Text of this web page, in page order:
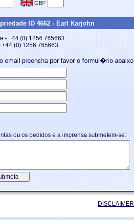
ID 4662 - Earl Karjohn
- +44 (0) 1256 765663
+44 (0) 1256 765663
email preencha por favor o formul�rio
ou os pedidos e a imprensa submetem-se:
DISCLAIMER